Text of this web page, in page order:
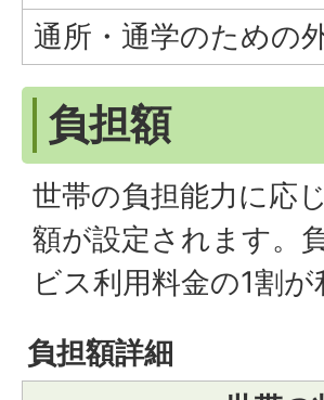
通所・通学のための
負担額
世帯の負担能力に応
額が設定されます。
ビス利用料金の1割
負担額詳細